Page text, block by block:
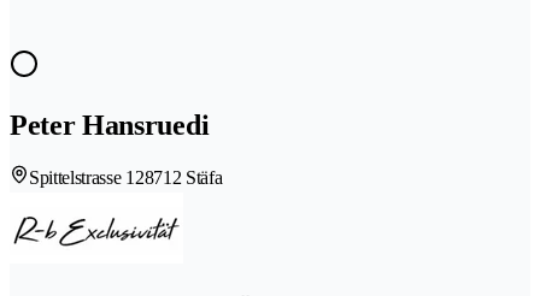
Peter Hansruedi
Spittelstrasse 128712 Stäfa